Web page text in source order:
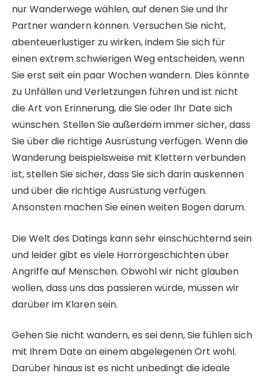
nur Wanderwege wählen, auf denen Sie und Ihr
Partner wandern können. Versuchen Sie nicht,
abenteuerlustiger zu wirken, indem Sie sich für
einen extrem schwierigen Weg entscheiden, wenn
Sie erst seit ein paar Wochen wandern. Dies könnte
zu Unfällen und Verletzungen führen und ist nicht
die Art von Erinnerung, die Sie oder Ihr Date sich
wünschen. Stellen Sie außerdem immer sicher, dass
Sie über die richtige Ausrüstung verfügen. Wenn die
Wanderung beispielsweise mit Klettern verbunden
ist, stellen Sie sicher, dass Sie sich darin auskennen
und über die richtige Ausrüstung verfügen.
Ansonsten machen Sie einen weiten Bogen darum.
Die Welt des Datings kann sehr einschüchternd sein
und leider gibt es viele Horrorgeschichten über
Angriffe auf Menschen. Obwohl wir nicht glauben
wollen, dass uns das passieren würde, müssen wir
darüber im Klaren sein.
Gehen Sie nicht wandern, es sei denn, Sie fühlen sich
mit Ihrem Date an einem abgelegenen Ort wohl.
Darüber hinaus ist es nicht unbedingt die ideale